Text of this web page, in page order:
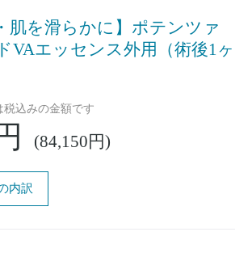
肌を滑らかに】ポテンツァ
VAエッセンス外用（術後1ヶ
込みの金額です
(84,150円)
内訳